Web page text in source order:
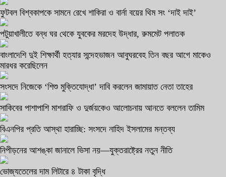
ফুটবল বিশ্বকাপকে সামনে রেখে শাকিরা ও বার্না বয়ের থিম সং ‘দাই দাই’
পটুয়াখালীতে বন্ধ ঘর থেকে যুবকের মরদেহ উদ্ধার, রুমমেট পলাতক
বাংলাদেশি দুই শিক্ষার্থী হত্যার সন্দেহভাজন আবুঘরবেহ তিন বছর আগে মাকেও
মারধর করেছিলেন
সংসদে নিজেকে ‘শিশু মুক্তিযোদ্ধা’ দাবি করলেন জামায়াত নেতা তাহের
সাকিবের পাশাপাশি মাশরাফি ও দুর্জয়কেও আলোচনায় আনতে বললেন তামিম
বিএনপির প্রতি আস্থা হারাচ্ছি: সংসদে নাহিদ ইসলামের মন্তব্য
নিপীড়নের আশঙ্কা জানালে ভিসা নয়—যুক্তরাষ্ট্রের নতুন নীতি
ভোজ্যতেলের দাম লিটারে ৪ টাকা বৃদ্ধি